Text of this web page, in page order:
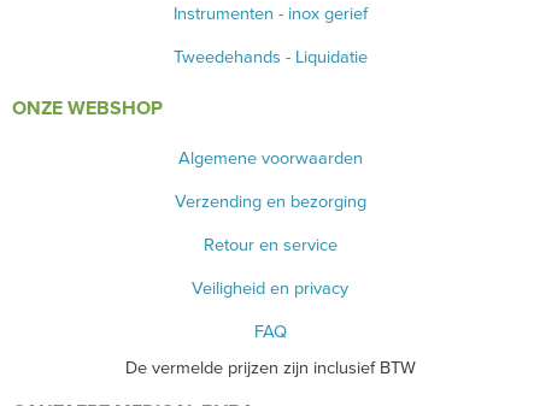
Instrumenten - inox gerief
Tweedehands - Liquidatie
ONZE WEBSHOP
Algemene voorwaarden
Verzending en bezorging
Retour en service
Veiligheid en privacy
FAQ
De vermelde prijzen zijn inclusief BTW